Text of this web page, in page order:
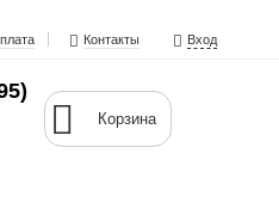
Контакты Вход
Корзина